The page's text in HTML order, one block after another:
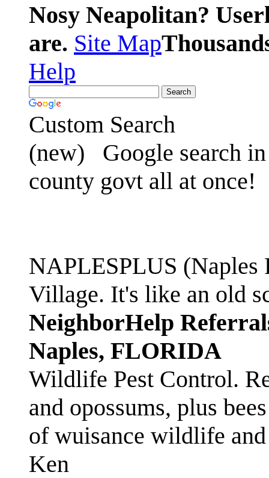
Nosy Neapolitan?
are. Site Map
Help
Custom Search
(new)
Google search
county govt all at once!
NAPLESPLUS
Village. It's like an old
NeighborHelp
Naples, FLORIDA
Wildlife Pest Control.
and opossums, plus
of wuisance wildlife
Ken